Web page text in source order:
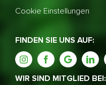
Cookie Einstellungen
FINDEN SIE UNS AUF:
WIR SIND MITGLIED BEI: